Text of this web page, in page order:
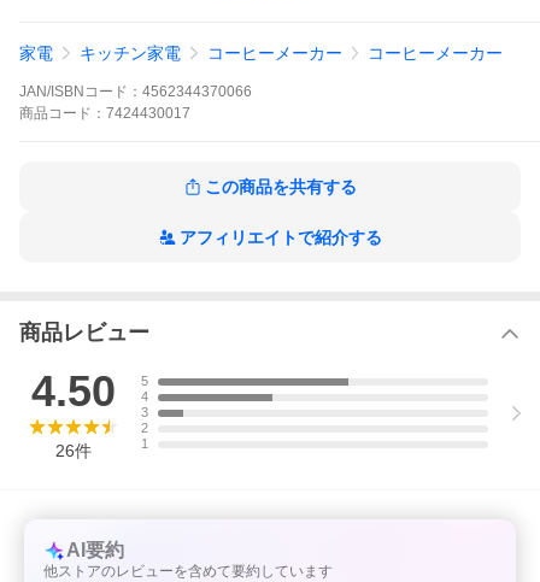
【仕様】
ポット口径：約7cm
本体寸法(幅×奥行×高さ)：約23.5×24.5×38cm
家電 キッチン家電 コーヒーメーカー コーヒーメーカー
JAN/ISBNコード： 4562344370066
商品 コード： 7424430017
この商品を共有する
アフィリエイトで紹介する
商品レビュー
4.50
26件
5
4
3
2
1
AI要約
他ストアのレビューを含めて要約しています